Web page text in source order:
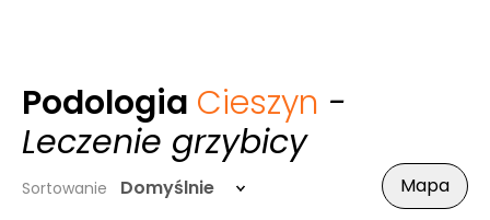
Podologia Cieszyn -
Leczenie grzybicy
Sortowanie Domyślnie Mapa